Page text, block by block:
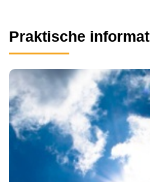
Praktische